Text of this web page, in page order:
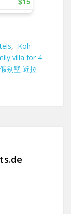
, Koh
villa for 4
别墅 近拉